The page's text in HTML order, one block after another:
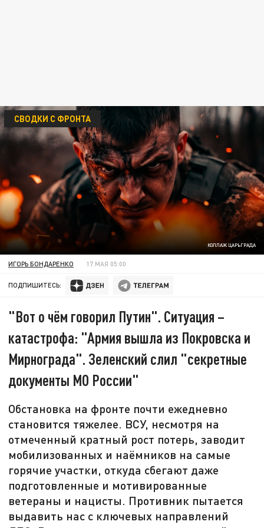
КОЛЛАЖ ЦАРЬГРАДА
СВОДКИ С ФРОНТА
ИГОРЬ БОНДАРЕНКО 17 МАЯ 05:00
ПОДПИШИТЕСЬ:
"Вот о чём говорил Путин". Ситуация –
катастрофа: "Армия вышла из Покровска и
Мирнограда". Зеленский слил "секретные
документы МО России"
Обстановка на фронте почти ежедневно
становится тяжелее. ВСУ, несмотря на
отмеченный кратный рост потерь, заводит
мобилизованных и наёмников на самые
горячие участки, откуда сбегают даже
подготовленные и мотивированные
ветераны и нацисты. Противник пытается
выдавить нас с ключевых направлений